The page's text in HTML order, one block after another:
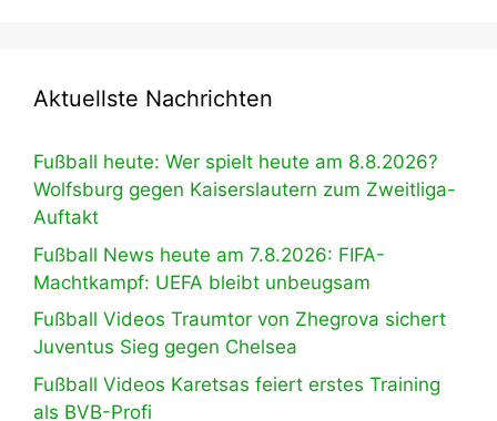
Aktuellste Nachrichten
Fußball heute: Wer spielt heute am 8.8.2026?
Wolfsburg gegen Kaiserslautern zum Zweitliga-
Auftakt
Fußball News heute am 7.8.2026: FIFA-
Machtkampf: UEFA bleibt unbeugsam
Fußball Videos Traumtor von Zhegrova sichert
Juventus Sieg gegen Chelsea
Fußball Videos Karetsas feiert erstes Training
als BVB-Profi